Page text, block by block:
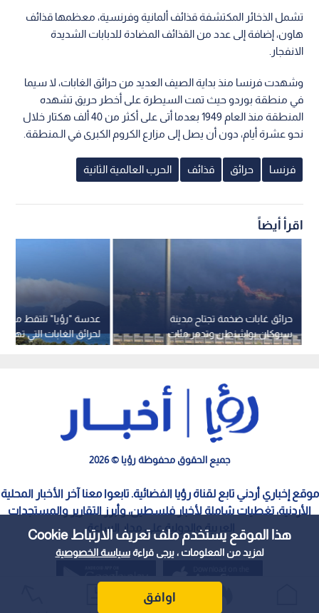
هذا الموقع يستخدم ملف تعريف الارتباط Cookie
لمزيد من المعلومات ، يرجى قراءةسياسة الخصوصية
اوافق
تشمل الذخائر المكتشفة قذائف ألمانية وفرنسية، معظمها قذائف
هاون، إضافة إلى عدد من القذائف المضادة للدبابات الشديدة
الانفجار.
وشهدت فرنسا منذ بداية الصيف العديد من حرائق الغابات، لا سيما
في منطقة بوردو حيث تمت السيطرة على أخطر حريق تشهده
المنطقة منذ العام 1949 بعدما أتى على أكثر من 40 ألف هكتار خلال
نحو عشرة أيام، دون أن يصل إلى مزارع الكروم الكبرى في الـمنطقة.
فرنسا حرائق قذائف الحرب العالمية الثانية
اقرأ أيضاً
عدسة "رؤيا" تلتقط
لحرائق الغابات التي
السياحية
حرائق غابات ضخمة تجتاح مدينة
سبوكان بواشنطن وتدمر مئات
المباني
جميع الحقوق محفوظة رؤيا © 2026
موقع إخباري أردني تابع لقناة رؤيا الفضائية. تابعوا معنا آخر الأخبار المحلية
الأردنية، تغطيات شاملة لأخبار فلسطين، وأبرز التقارير والمستجدات
العربية والدولية على مدار الساعة.